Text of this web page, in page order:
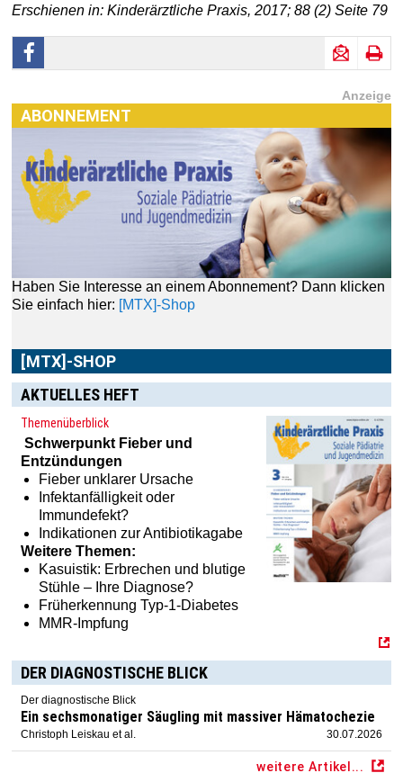
Erschienen in: Kinderärztliche Praxis, 2017; 88 (2) Seite 79
Anzeige
ABONNEMENT
Haben Sie Interesse an einem Abonnement? Dann klicken
Sie einfach hier:
Im[MTX]-Shopfinden Sie alle Produkte aus unserem
Verlagsprogramm: Bücher, Zeitschriften oder
Schulungsprogramme sowie praktische Accessoires.
AKTUELLES HEFT
Themenüberblick
Schwerpunkt Fieber und
Entzündungen
Fieber unklarer Ursache
Infektanfälligkeit oder
Immundefekt?
Indikationen zur Antibiotikagabe
Weitere Themen:
Kasuistik: Erbrechen und blutige
Stühle – Ihre Diagnose?
Früherkennung Typ-1-Diabetes
MMR-Impfung
DER DIAGNOSTISCHE BLICK
Der diagnostische Blick
Ein sechsmonatiger Säugling mit massiver Hämatochezie
Christoph Leiskau et al. 30.07.2026
weitere Artikel...